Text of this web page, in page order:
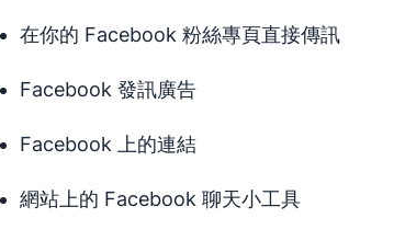
在你的 Facebook 粉絲專頁直接傳訊
Facebook 發訊廣告
Facebook 上的連結
網站上的 Facebook 聊天小工具